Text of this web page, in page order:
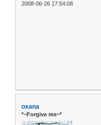
2008-06-26 17:54:08
oxana
*~Forgive me~*